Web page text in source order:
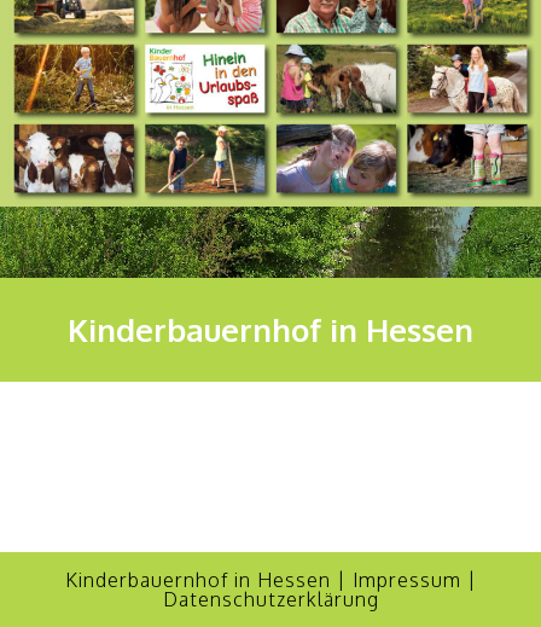
Kinderbauernhof in Hessen
Kinderbauernhof in Hessen | Impressum
Datenschutzerklärung